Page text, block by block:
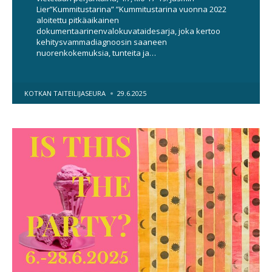
Lier”Kummitustarina” ”Kummitustarina vuonna 2022
aloitettu pitkäaikainen
dokumentaarinenvalokuvataidesarja, joka kertoo
kehitysvammadiagnoosin saaneen
nuorenkokemuksia, tunteita ja…
POSTED
KOTKAN TAITEILIJASEURA 29.6.2025